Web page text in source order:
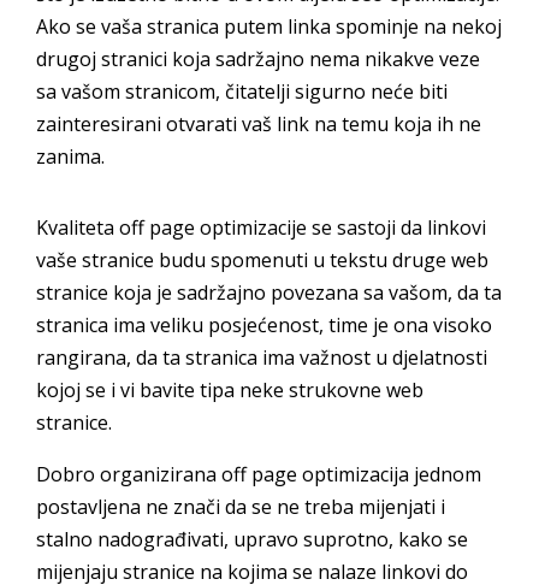
Ako se vaša stranica putem linka spominje na nekoj
drugoj stranici koja sadržajno nema nikakve veze
sa vašom stranicom, čitatelji sigurno neće biti
zainteresirani otvarati vaš link na temu koja ih ne
zanima.
Kvaliteta off page optimizacije se sastoji da linkovi
vaše stranice budu spomenuti u tekstu druge web
stranice koja je sadržajno povezana sa vašom, da ta
stranica ima veliku posjećenost, time je ona visoko
rangirana, da ta stranica ima važnost u djelatnosti
kojoj se i vi bavite tipa neke strukovne web
stranice.
Dobro organizirana off page optimizacija jednom
postavljena ne znači da se ne treba mijenjati i
stalno nadograđivati, upravo suprotno, kako se
mijenjaju stranice na kojima se nalaze linkovi do